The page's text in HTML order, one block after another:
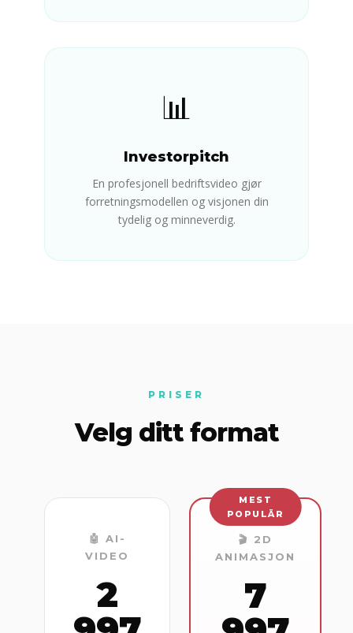
📊
Investorpitch
En profesjonell bedriftsvideo gjør
forretningsmodellen og visjonen din
tydelig og minneverdig.
PRISER
Velg ditt format
🤖 AI-
VIDEO
2
🎬 2D
ANIMASJON
7